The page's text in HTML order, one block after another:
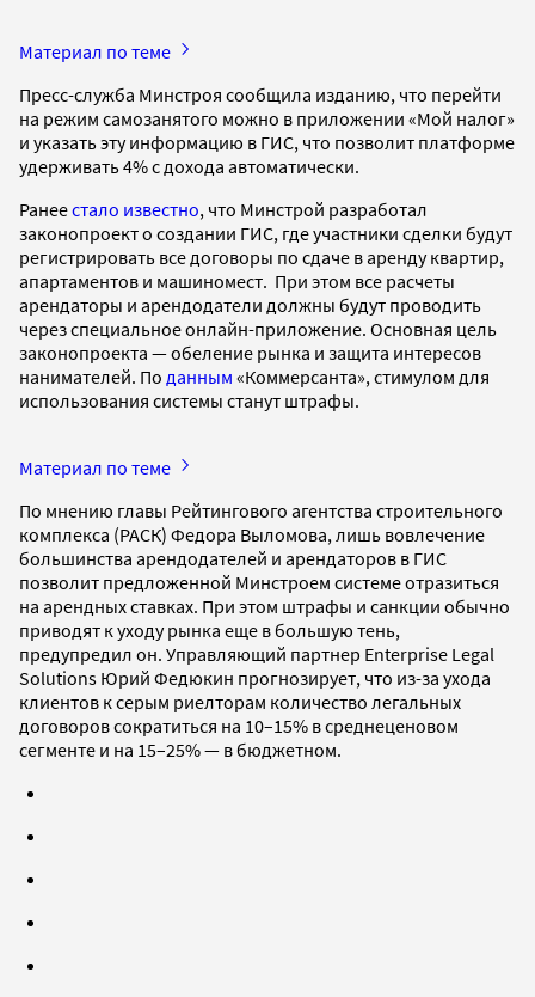
Материал по теме
Пресс-служба Минстроя сообщила изданию, что перейти
на режим самозанятого можно в приложении «Мой налог»
и указать эту информацию в ГИС, что позволит платформе
удерживать 4% с дохода автоматически.
Ранеестало известно, что Минстрой разработал
законопроект о создании ГИС, где участники сделки будут
регистрировать все договоры по сдаче в аренду квартир,
апартаментов и машиномест. При этом все расчеты
арендаторы и арендодатели должны будут проводить
через специальное онлайн-приложение. Основная цель
законопроекта — обеление рынка и защита интересов
нанимателей. По данным «Коммерсанта», стимулом для
использования системы станут штрафы.
Материал по теме
По мнению главы Рейтингового агентства строительного
комплекса (РАСК) Федора Выломова, лишь вовлечение
большинства арендодателей и арендаторов в ГИС
позволит предложенной Минстроем системе отразиться
на арендных ставках. При этом штрафы и санкции обычно
приводят к уходу рынка еще в большую тень,
предупредил он. Управляющий партнер Enterprise Legal
Solutions Юрий Федюкин прогнозирует, что из-за ухода
клиентов к серым риелторам количество легальных
договоров сократиться на 10–15% в среднеценовом
сегменте и на 15–25% — в бюджетном.